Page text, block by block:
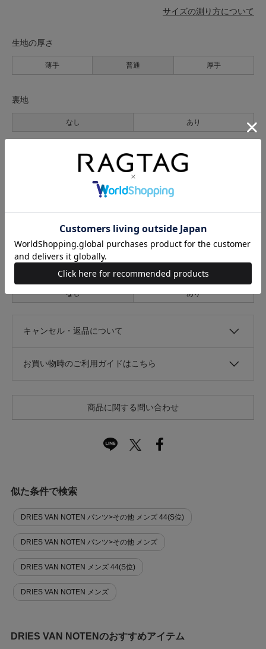
サイズの測り方について
生地の厚さ
薄手 普通 厚手
裏地
なし あり
伸縮性
あり
なし あり
キャンセル・返品について
お買い物時のご利用ガイドはこちら
商品に関する問い合わせ
似た条件で検索
DRIES VAN NOTEN パンツ>その他 メンズ 44(S位)
DRIES VAN NOTEN パンツ>その他 メンズ
DRIES VAN NOTEN メンズ 44(S位)
DRIES VAN NOTEN メンズ
DRIES VAN NOTENのおすすめアイテム